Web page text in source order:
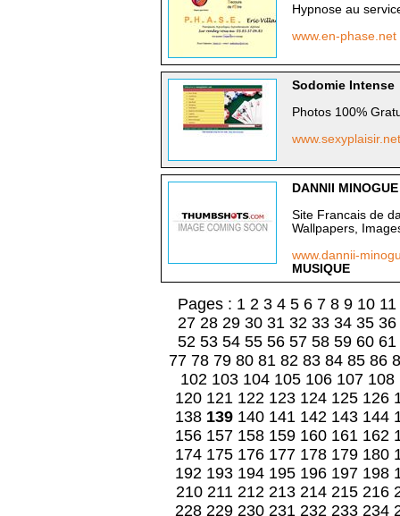
Hypnose au
www.en-phase.net
Sodomie Intense
Photos 100%
DANNII
Site Francais de
Wallpapers,
www.dannii-
MUSIQUE
Pages : 1 2 3 4 5 6 7 8 9 10 11
27 28 29 30 31 32 33 34 35 36
52 53 54 55 56 57 58 59 60 61
77 78 79 80 81 82 83 84 85 86
102 103 104 105 106 107 108
120 121 122 123 124 125 126
138 139 140 141 142 143 144
156 157 158 159 160 161 162
174 175 176 177 178 179 180
192 193 194 195 196 197 198
210 211 212 213 214 215 216
228 229 230 231 232 233 234